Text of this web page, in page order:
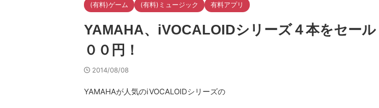
(有料)ゲーム (有料)ミュージック 有料アプリ
YAMAHA、iVOCALOIDシリーズ４本をセール
００円！
2014/08/08
YAMAHAが人気のiVOCALOIDシリーズの